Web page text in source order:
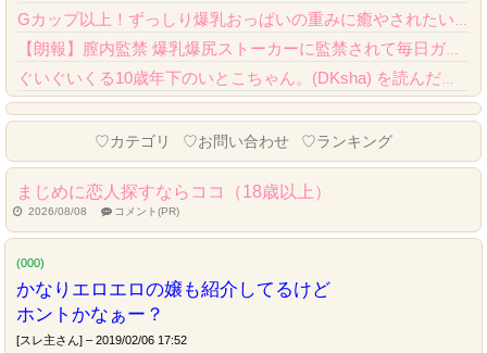
Gカップ以上！ずっしり爆乳おっぱいの重みに癒やされたい奴マッハで来い Vol.28
【朗報】膣内監禁 爆乳爆尻ストーカーに監禁されて毎日ガチ絶頂生ハメ強要、クオリティが...
ぐいぐいくる10歳年下のいとこちゃん。(DKsha) を読んだんだが……これはやばい...
Powered by livedoor 相互RSS
♡カテゴリ ♡お問い合わせ ♡ランキング
まじめに恋人探すならココ（18歳以上）
2026/08/08 コメント(PR)
(000)
かなりエロエロの嬢も紹介してるけど
ホントかなぁー？
[スレ主さん] – 2019/02/06 17:52